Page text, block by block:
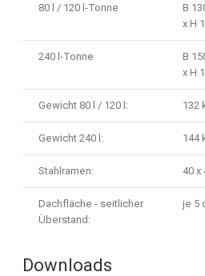
80 l / 120 l-Tonne
B
x H
240 l-Tonne
B
x H
Gewicht 80 l / 120 l: 132
Gewicht 240 l: 144
Stahlramen: 40 x
Dachfläche - seitlicher
Überstand:
je 5
Downloads